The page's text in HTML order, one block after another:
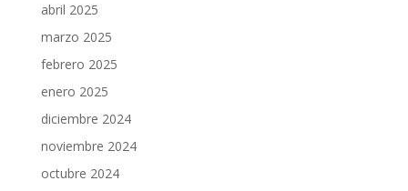
abril 2025
marzo 2025
febrero 2025
enero 2025
diciembre 2024
noviembre 2024
octubre 2024